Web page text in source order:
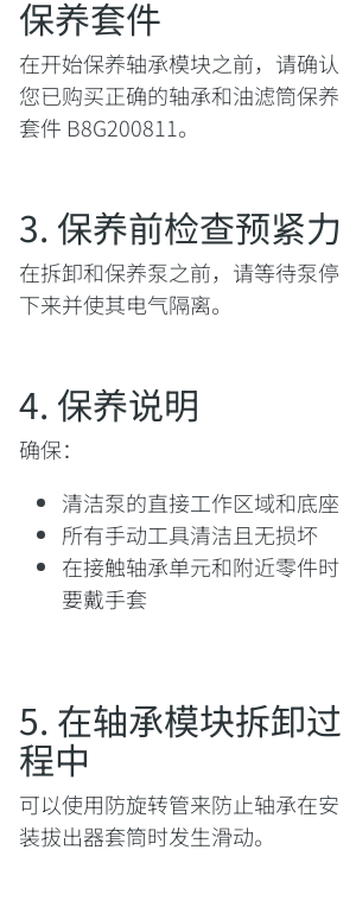
保养套件
在开始保养轴承模块之前，请确认
您已购买正确的轴承和油滤筒保养
套件 B8G200811。
3. 保养前检查预紧力
在拆卸和保养泵之前，请等待泵停
下来并使其电气隔离。
4. 保养说明
确保：
清洁泵的直接工作区域和底座
所有手动工具清洁且无损坏
在接触轴承单元和附近零件时
要戴手套
5. 在轴承模块拆卸过
程中
可以使用防旋转管来防止轴承在安
装拔出器套筒时发生滑动。